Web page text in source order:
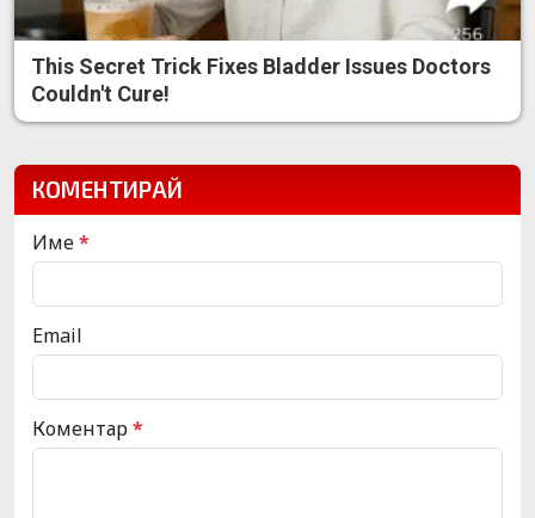
This Secret Trick Fixes Bladder Issues Doctors
Couldn't Cure!
КОМЕНТИРАЙ
Име*
Email
Коментар*